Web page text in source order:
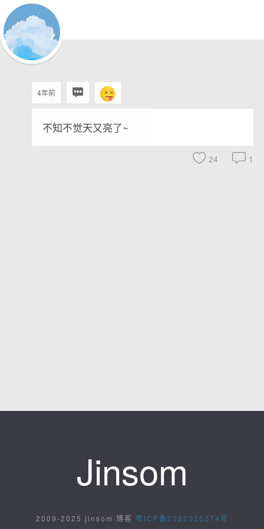
4年前
不知不觉天又亮了~
24 1
Jinsom
2009-2025 jinsom·博客 粤ICP备2022026274号